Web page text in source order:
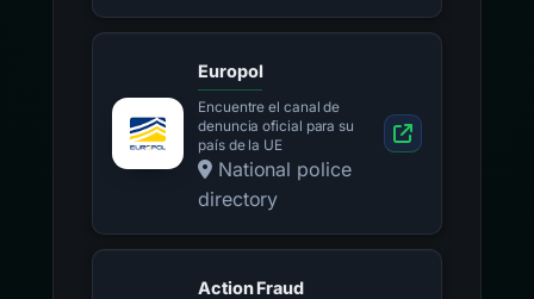
Europol
Encuentre el canal de
denuncia oficial para su
país de la UE
National police
directory
Action Fraud